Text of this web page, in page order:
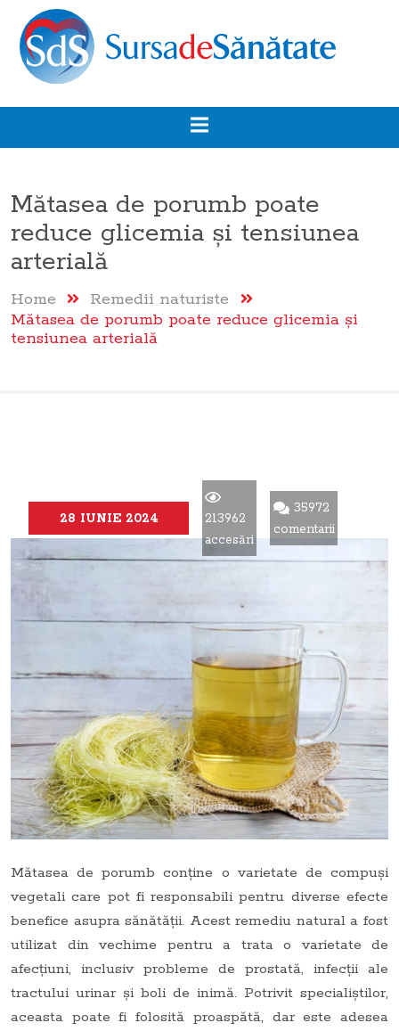
Mătasea de porumb poate
reduce glicemia și tensiunea
arterială
Home
Remedii naturiste
Mătasea de porumb poate reduce glicemia și
tensiunea arterială
28 IUNIE 2024
213962
accesări
35972
comentarii
Mătasea de porumb conține o varietate de compuși
vegetali care pot fi responsabili pentru diverse efecte
benefice asupra sănătății. Acest remediu natural a fost
utilizat din vechime pentru a trata o varietate de
afecțiuni, inclusiv probleme de prostată, infecții ale
tractului urinar și boli de inimă. Potrivit specialiștilor,
aceasta poate fi folosită proaspătă, dar este adesea